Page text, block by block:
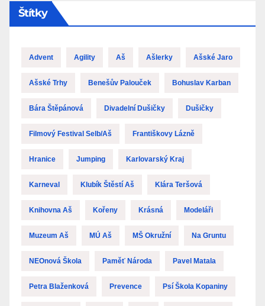
Štítky
Advent Agility Aš Ašlerky Ašské Jaro
Ašské Trhy Benešův Palouček Bohuslav Karban
Bára Štěpánová Divadelní Dušičky Dušičky
Filmový Festival Selb/Aš Františkovy Lázně
Hranice Jumping Karlovarský Kraj
Karneval Klubík Štěstí Aš Klára Teršová
Knihovna Aš Kořeny Krásná Modeláři
Muzeum Aš MÚ Aš MŠ Okružní Na Gruntu
NEOnová Škola Paměť Národa Pavel Matala
Petra Blaženková Prevence Psí Škola Kopaniny